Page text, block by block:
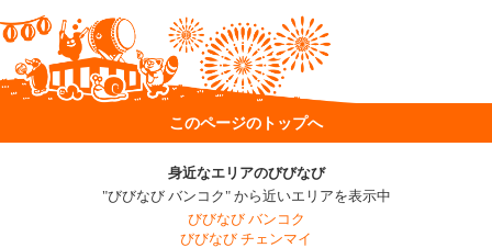
このページのトップへ
身近なエリアのびびなび
"びびなび バンコク" から近いエリアを表示中
びびなび バンコク
びびなび チェンマイ